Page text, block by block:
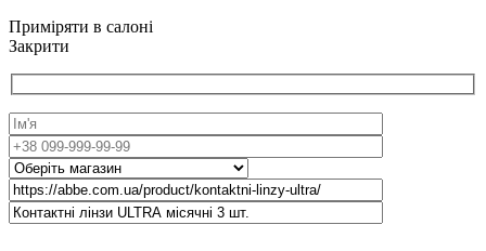
Приміряти в салоні
Закрити